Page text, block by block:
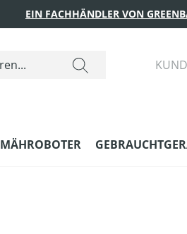
EIN FACHHÄNDLER VON
MÄHROBOTER